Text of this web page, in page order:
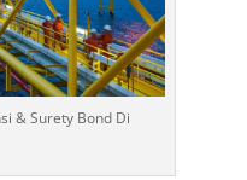
& Surety Bond Di